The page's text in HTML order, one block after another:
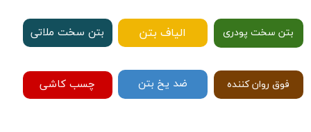
بتن سخت پودری بتن سخت ملاتی الیاف بتن
چسب کاشی فوق روان کننده ضد یخ بتن